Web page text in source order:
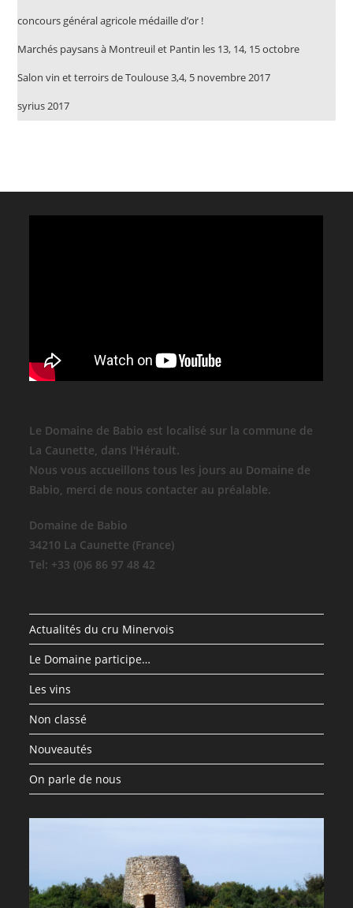
concours général agricole médaille d’or !
Marchés paysans à Montreuil et Pantin les 13, 14, 15 octobre
Salon vin et terroirs de Toulouse 3,4, 5 novembre 2017
syrius 2017
Le Domaine de Babio est localisé sur la commune de
La Caunette, dans l'Hérault.
Nous vous accueillons tous les jours au Domaine de
Babio, merci de nous contacter au préalable.
Domaine de Babio
34210 La Caunette (France)
Tel: +33 (0)6 86 97 48 42
Actualités du cru Minervois
Le Domaine participe…
Les vins
Non classé
Nouveautés
On parle de nous